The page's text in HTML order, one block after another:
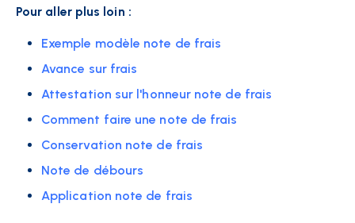
Pour aller plus loin :
Exemple modèle note de frais
Avance sur frais
Attestation sur l'honneur note de frais
Comment faire une note de frais
Conservation note de frais
Note de débours
Application note de frais